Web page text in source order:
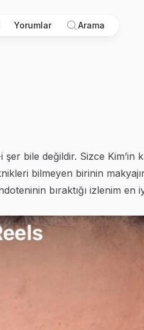
Yorumlar Arama
bile değildir. Sizce
bilmeyen birinin
bıraktığı izlenim